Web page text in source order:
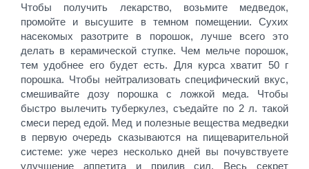
Чтобы получить лекарство, возьмите медведок,
промойте и высушите в темном помещении. Сухих
насекомых разотрите в порошок, лучше всего это
делать в керамической ступке. Чем мельче порошок,
тем удобнее его будет есть. Для курса хватит 50 г
порошка. Чтобы нейтрализовать специфический вкус,
смешивайте дозу порошка с ложкой меда. Чтобы
быстро вылечить туберкулез, съедайте по 2 л. такой
смеси перед едой. Мед и полезные вещества медведки
в первую очередь сказываются на пищеварительной
системе: уже через несколько дней вы почувствуете
улучшение аппетита и прилив сил. Весь секрет